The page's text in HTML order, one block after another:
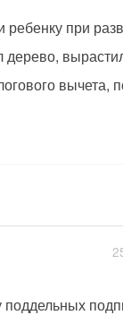
при
дерево,